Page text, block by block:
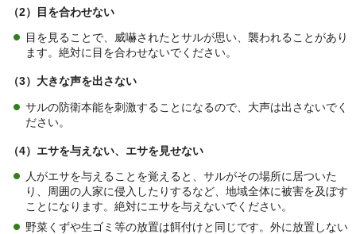
（2）目を合わせない
目を見ることで、威嚇されたとサルが思い、襲われることがあり
ます。絶対に目を合わせないでください。
（3）大きな声を出さない
サルの防衛本能を刺激することになるので、大声は出さないでく
ださい。
（4）エサを与えない、エサを見せない
人がエサを与えることを覚えると、サルがその場所に居ついた
り、周囲の人家に侵入したりするなど、地域全体に被害を及ぼす
ことになります。絶対にエサを与えないでください。
野菜くずや生ゴミ等の放置は餌付けと同じです。外に放置しない